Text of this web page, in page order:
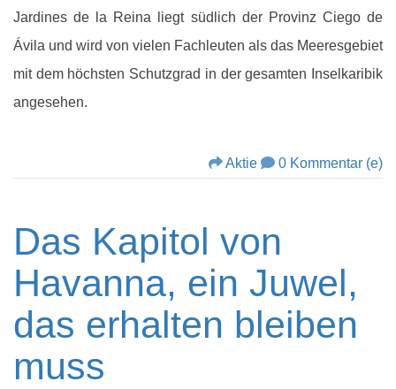
Jardines de la Reina liegt südlich der Provinz Ciego de
Ávila und wird von vielen Fachleuten als das Meeresgebiet
mit dem höchsten Schutzgrad in der gesamten Inselkaribik
angesehen.
Aktie 0 Kommentar (e)
Das Kapitol von
Havanna, ein Juwel,
das erhalten bleiben
muss